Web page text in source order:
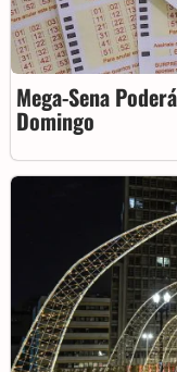
Mega-Sena
Domingo